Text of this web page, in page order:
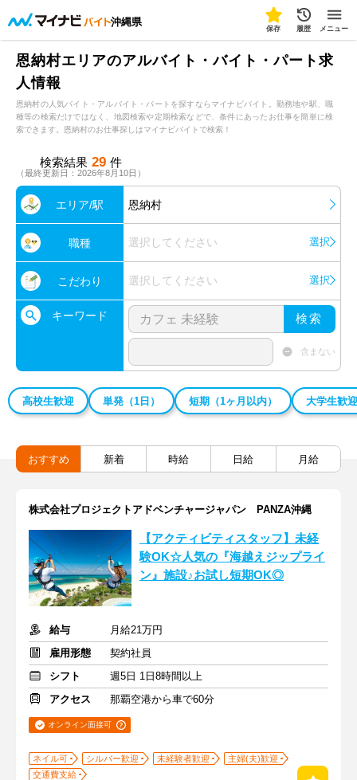
沖縄県
保存 履歴 メニュー
恩納村エリアのアルバイト・バイト・パート求
人情報
恩納村の人気バイト・アルバイト・パートを探すならマイナビバイト。勤務地や駅、職
種等の検索だけではなく、地図検索や定期検索などで、条件にあったお仕事を簡単に検
索できます。恩納村のお仕事探しはマイナビバイトで検索！
検索結果 29 件
（最終更新日：2026年8月10日）
エリア/駅 恩納村
職種 選択してください 選択
こだわり 選択してください 選択
キーワード 検索
含まない
高校生歓迎 単発（1日） 短期（1ヶ月以内） 大学生歓迎
おすすめ 新着 時給 日給 月給
株式会社プロジェクトアドベンチャージャパン PANZA沖縄
【アクティビティスタッフ】未経
験OK☆人気の『海越えジップライ
ン』施設♪お試し短期OK◎
給与
月給21万円
雇用形態
契約社員
シフト
週5日 1日8時間以上
アクセス
那覇空港から車で60分
オンライン面接可
ネイル可 シルバー歓迎 未経験者歓迎
主婦(夫)歓迎
交通費支給